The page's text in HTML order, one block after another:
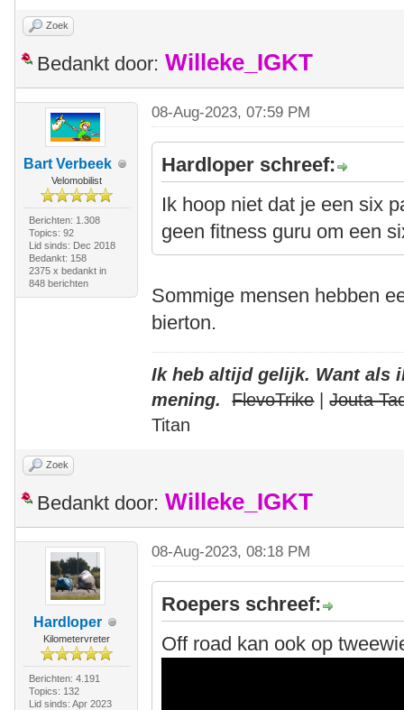
Zoek
Bedankt door: Willeke_IGKT
Bart Verbeek
Velomobilist
Berichten: 1.308
Topics: 92
Lid sinds: Dec 2018
Bedankt: 158
2375 x bedankt in
848 berichten
08-Aug-2023, 07:59 PM
Hardloper schreef:
Ik hoop niet dat je een six
geen fitness guru om een
Sommige mensen hebben
bierton.
Ik heb altijd gelijk. Want als
mening.
FlevoTrike|Jouta
Titan
Zoek
Bedankt door: Willeke_IGKT
Hardloper
Kilometervreter
Berichten: 4.191
Topics: 132
Lid sinds: Apr 2023
08-Aug-2023, 08:18 PM
Roepers schreef:
Off road kan ook op